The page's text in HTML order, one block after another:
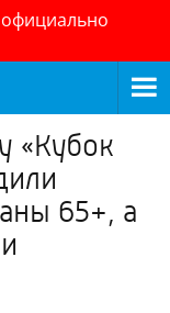
«Кубок
65+, а